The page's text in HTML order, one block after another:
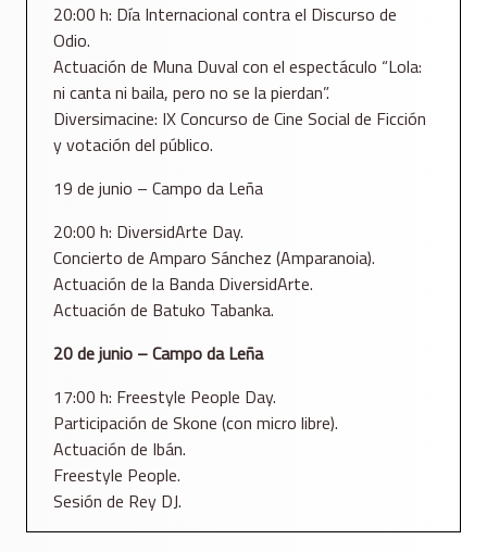
20:00 h: Día Internacional contra el Discurso de
Odio.
Actuación de Muna Duval con el espectáculo “Lola:
ni canta ni baila, pero no se la pierdan”.
Diversimacine: IX Concurso de Cine Social de Ficción
y votación del público.
19 de junio – Campo da Leña
20:00 h: DiversidArte Day.
Concierto de Amparo Sánchez (Amparanoia).
Actuación de la Banda DiversidArte.
Actuación de Batuko Tabanka.
20 de junio – Campo da Leña
17:00 h: Freestyle People Day.
Participación de Skone (con micro libre).
Actuación de Ibán.
Freestyle People.
Sesión de Rey DJ.